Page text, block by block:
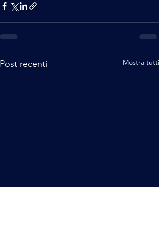
Post recenti Mostra tutti